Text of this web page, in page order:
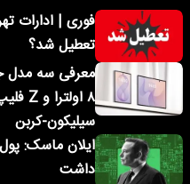
تعطیل شد؟
سیلیکون-کربن
داشت